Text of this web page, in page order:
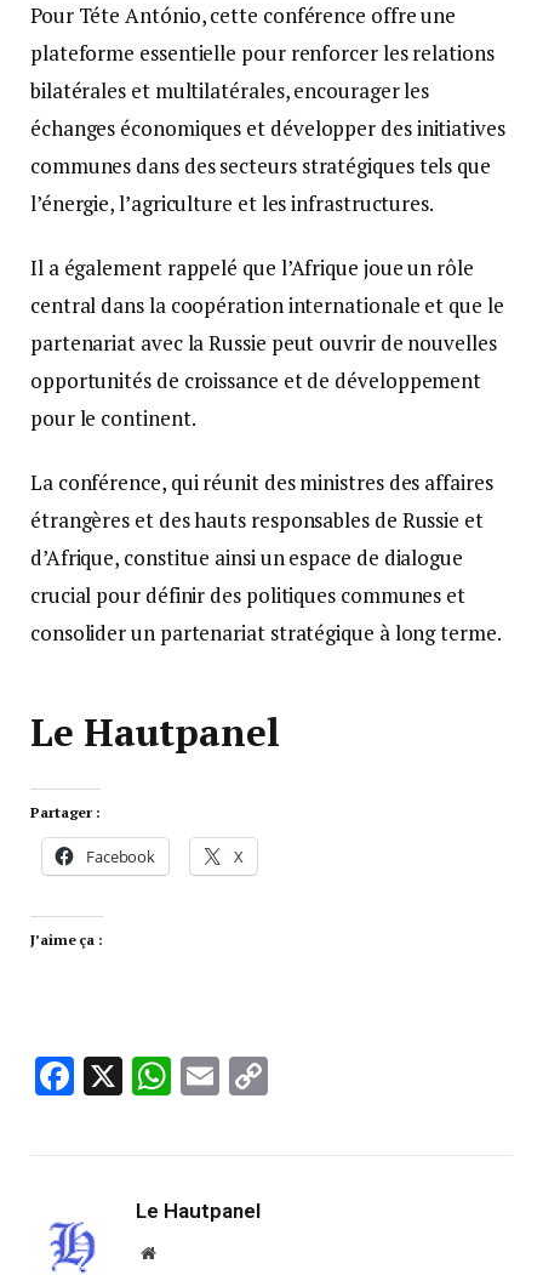
Pour Téte António, cette conférence offre une
plateforme essentielle pour renforcer les relations
bilatérales et multilatérales, encourager les
échanges économiques et développer des initiatives
communes dans des secteurs stratégiques tels que
l’énergie, l’agriculture et les infrastructures.
Il a également rappelé que l’Afrique joue un rôle
central dans la coopération internationale et que le
partenariat avec la Russie peut ouvrir de nouvelles
opportunités de croissance et de développement
pour le continent.
La conférence, qui réunit des ministres des affaires
étrangères et des hauts responsables de Russie et
d’Afrique, constitue ainsi un espace de dialogue
crucial pour définir des politiques communes et
consolider un partenariat stratégique à long terme.
Le Hautpanel
Partager :
Facebook X
J’aime ça :
Facebook
X WhatsApp
Email
Le Hautpanel
Website